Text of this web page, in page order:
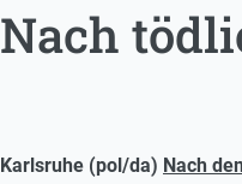
Nach
Karlsruhe (pol/da) Nach